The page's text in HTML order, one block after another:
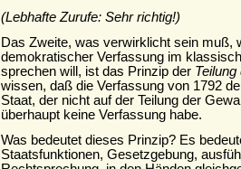
(Lebhafte Zurufe: Sehr richtig!)
Das Zweite, was verwirklicht sein muß,
demokratischer Verfassung im
sprechen will, ist das Prinzip der
wissen, daß die Verfassung von 1792
Staat, der nicht auf der Teilung der
überhaupt keine Verfassung habe.
Was bedeutet dieses Prinzip? Es
Staatsfunktionen, Gesetzgebung,